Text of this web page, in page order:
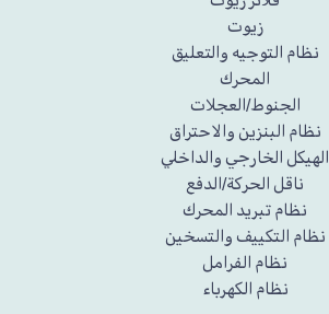
زيوت
نظام التوجيه والتعليق
المحرك
الجنوط/العجلات
نظام البنزين والاحتراق
الهيكل الخارجي والداخلي
ناقل الحركة/الدفع
نظام تبريد المحرك
نظام التكييف والتسخين
نظام الفرامل
نظام الكهرباء